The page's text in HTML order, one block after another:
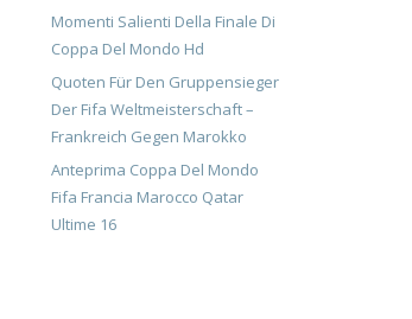
Momenti Salienti Della Finale Di
Coppa Del Mondo Hd
Quoten Für Den Gruppensieger
Der Fifa Weltmeisterschaft –
Frankreich Gegen Marokko
Anteprima Coppa Del Mondo
Fifa Francia Marocco Qatar
Ultime 16